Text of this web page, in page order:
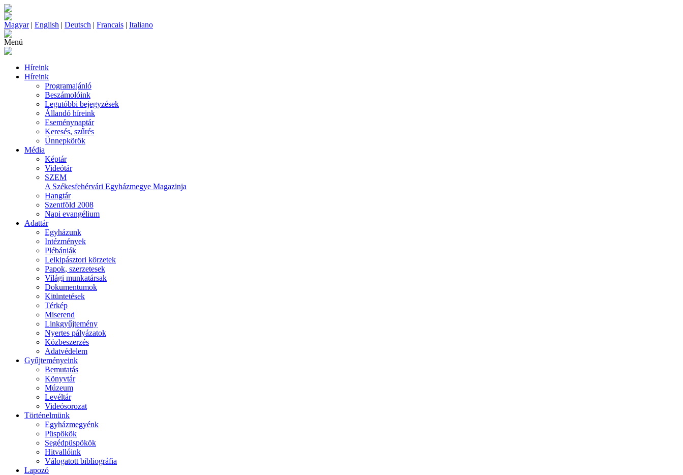
Magyar| English | Deutsch | Francais | Italiano
Menü
Híreink
Híreink
Programajánló
Beszámolóink
Legutóbbi bejegyzések
Állandó híreink
Eseménynaptár
Keresés, szűrés
Ünnepkörök
Média
Képtár
Videótár
SZEM
A Székesfehérvári Egyházmegye Magazinja
Hangtár
Szentföld 2008
Napi evangélium
Adattár
Egyházunk
Intézmények
Plébániák
Lelkipásztori körzetek
Papok, szerzetesek
Világi munkatársak
Dokumentumok
Kitüntetések
Térkép
Miserend
Linkgyűjtemény
Nyertes pályázatok
Közbeszerzés
Adatvédelem
Gyűjteményeink
Bemutatás
Könyvtár
Múzeum
Levéltár
Videósorozat
Történelmünk
Egyházmegyénk
Püspökök
Segédpüspökök
Hitvallóink
Válogatott bibliográfia
Lapozó